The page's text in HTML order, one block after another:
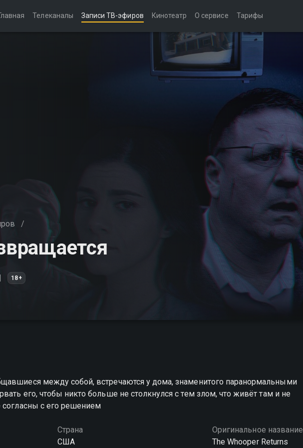
Телеканалы Записи ТВ-эфиров Кинотеатр О сервисе Тарифы
/
18+
между собой, встречаются у дома, знаменитого паранормальными
его, чтобы никто больше не столкнулся с тем злом, что живёт там и не
согласны с его решением
Страна
США
Оригинальное название
The Whooper Returns